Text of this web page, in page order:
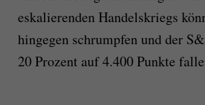
eskalierenden Handelskriegs
hingegen schrumpfen und der
20 Prozent auf 4.400 Punkte